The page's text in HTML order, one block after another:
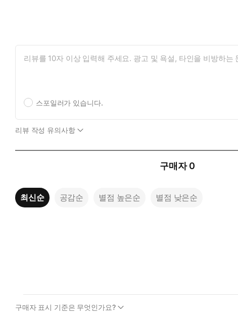
스포일러가 있습니다.
리뷰 작성 유의사항
구매자 0
최신순 공감순 별점 높은순 별점 낮은순
구매자 표시 기준은 무엇인가요?